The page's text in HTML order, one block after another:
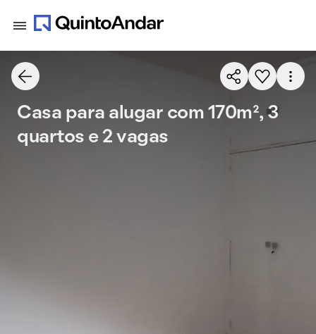
Casa para alugar com 170m², 3
quartos e 2 vagas